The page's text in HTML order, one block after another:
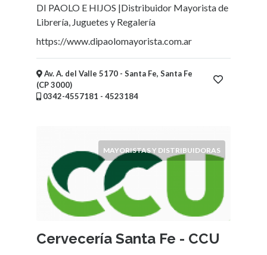
DI PAOLO E HIJOS |Distribuidor Mayorista de
Librería, Juguetes y Regalería
https://www.dipaolomayorista.com.ar
Av. A. del Valle 5170 - Santa Fe, Santa Fe
(CP 3000)
0342-4557181 - 4523184
MAYORISTAS Y DISTRIBUIDORAS
Cervecería Santa Fe - CCU